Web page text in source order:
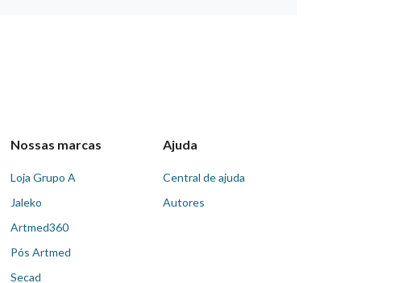
Nossas marcas
Loja Grupo A
Jaleko
Artmed360
Pós Artmed
Secad
Ajuda
Central de ajuda
Autores